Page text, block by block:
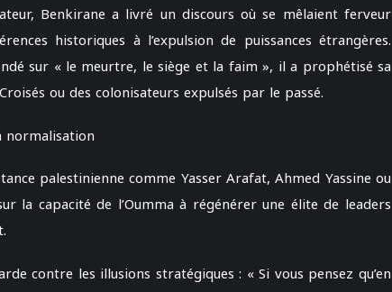
Benkirane a livré un discours où se mêlaient ferveur
historiques à l’expulsion de puissances étrangères.
sur « le meurtre, le siège et la faim », il a prophétisé sa
ou des colonisateurs expulsés par le passé.
normalisation
palestinienne comme Yasser Arafat, Ahmed Yassine ou
la capacité de l’Oumma à régénérer une élite de leaders
contre les illusions stratégiques : « Si vous pensez qu’en